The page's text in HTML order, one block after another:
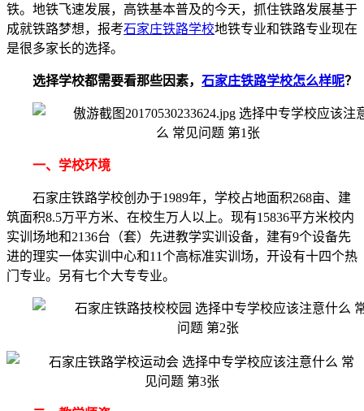
铁。地铁飞速发展，高铁基本普及的今天，抓住铁路发展基于
成就铁路梦想，报考石家庄铁路学校地铁专业和铁路专业现在
是很多家长的选择。
选择学校都需要看那些因素， 石家庄铁路学校怎么样呢？
一、学校环境
石家庄铁路学校创办于1989年，学校占地面积268亩、建
筑面积8.5万平方米、在校生万人以上。现有15836平方米校内
实训场地和2136台（套）先进教学实训设备，建有9个设备先
进的理实一体实训中心和11个高标准实训场，开设有十四个热
门专业。另有七个大专专业。